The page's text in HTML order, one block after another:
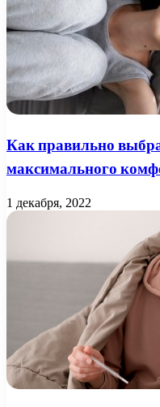
Как правильно
максимального
1 декабря, 2022